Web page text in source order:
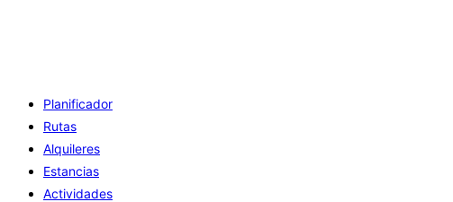
Planificador
Rutas
Alquileres
Estancias
Actividades